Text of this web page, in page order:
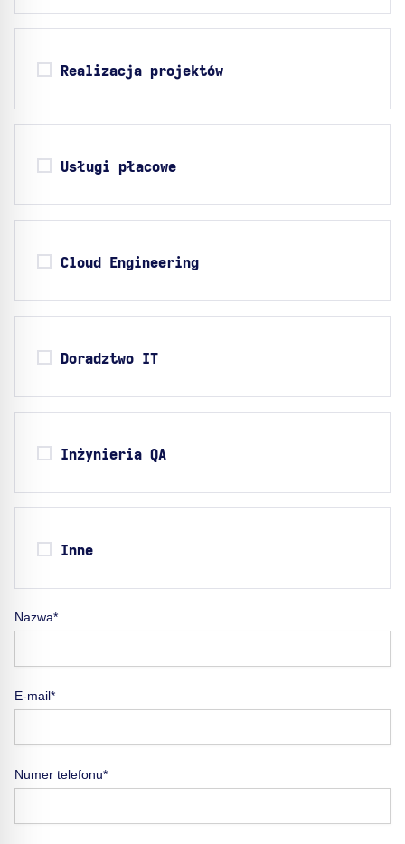
Realizacja projektów
Usługi płacowe
Cloud Engineering
Doradztwo IT
Inżynieria QA
Inne
Nazwa*
E-mail*
Numer telefonu*